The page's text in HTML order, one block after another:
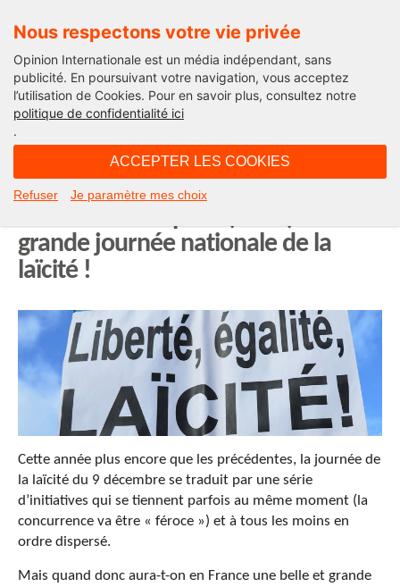
Nous respectons votre vie privée
Opinion Internationale est un média indépendant, sans
publicité. En poursuivant votre navigation, vous acceptez
l’utilisation de Cookies. Pour en savoir plus, consultez notre
politique de confidentialité ici
.
ACCEPTER LES COOKIES
Refuser Je paramètre mes choix
Edito
Daniel Keller, Thierry Gibert et
grande journée nationale de la
laïcité !
Cette année plus encore que les précédentes, la journée de
la laïcité du 9 décembre se traduit par une série
d’initiatives qui se tiennent parfois au même moment (la
concurrence va être « féroce ») et à tous les moins en
ordre dispersé.
Mais quand donc aura-t-on en France une belle et grande